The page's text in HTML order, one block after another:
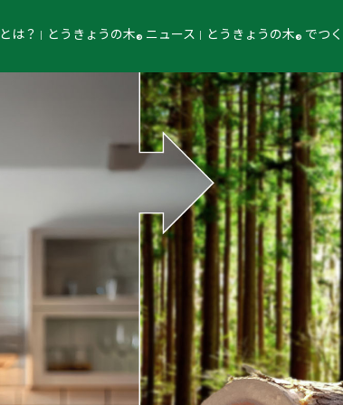
とは？ とうきょうの木® ニュース とうきょうの木® でつ